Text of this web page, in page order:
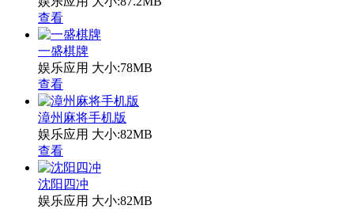
查看
一盛棋牌
娱乐应用 大小:78MB
查看
漳州麻将手机版
娱乐应用 大小:82MB
查看
沈阳四冲
娱乐应用 大小:82MB